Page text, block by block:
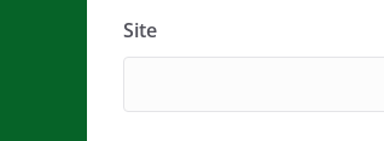
Site